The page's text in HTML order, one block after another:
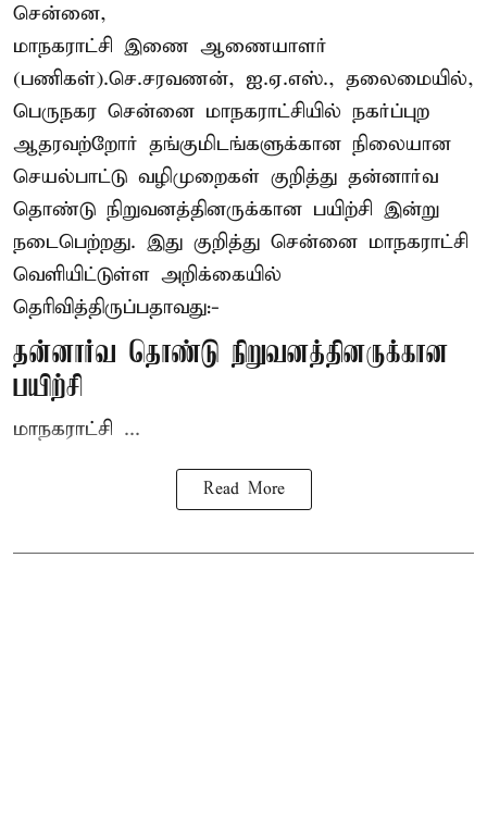
சென்னை,
மாநகராட்சி இணை ஆணையாளர்
(பணிகள்).செ.சரவணன், ஐ.ஏ.எஸ்., தலைமையில்,
பெருநகர சென்னை மாநகராட்சியில் நகர்ப்புற
ஆதரவற்றோர் தங்குமிடங்களுக்கான நிலையான
செயல்பாட்டு வழிமுறைகள் குறித்து தன்னார்வ
தொண்டு நிறுவனத்தினருக்கான பயிற்சி இன்று
நடைபெற்றது. இது குறித்து சென்னை மாநகராட்சி
வெளியிட்டுள்ள அறிக்கையில்
தெரிவித்திருப்பதாவது:-
தன்னார்வ தொண்டு நிறுவனத்தினருக்கான
பயிற்சி
மாநகராட்சி ...
Read More